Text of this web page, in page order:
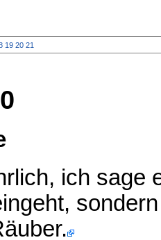
19 20 21
ich sage